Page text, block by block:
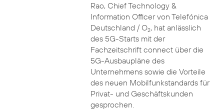
Rao, Chief Technology &
Information Officer von Telefónica
Deutschland / O2, hat anlässlich
des 5G-Starts mit der
Fachzeitschrift connect über die
5G-Ausbaupläne des
Unternehmens sowie die Vorteile
des neuen Mobilfunkstandards für
Privat- und Geschäftskunden
gesprochen.